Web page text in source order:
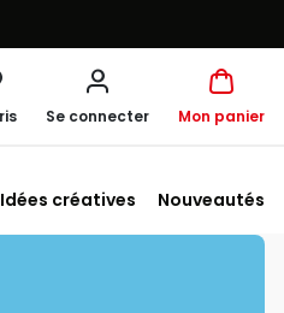
Se connecter Mon panier
Idées créatives Nouveautés